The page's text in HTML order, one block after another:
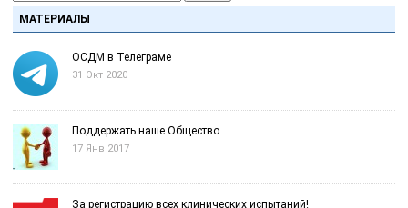
МАТЕРИАЛЫ
ОСДМ в Телеграме
31 Окт 2020
Поддержать наше Общество
17 Янв 2017
За регистрацию всех клинических испытаний!